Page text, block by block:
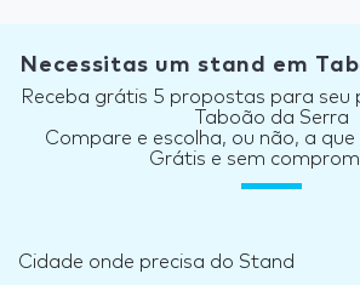
Necessitas um stand em
Receba grátis 5 propostas para seu
Taboão da Serra
Compare e escolha, ou não, a que
Grátis e sem
Cidade onde precisa do Stand